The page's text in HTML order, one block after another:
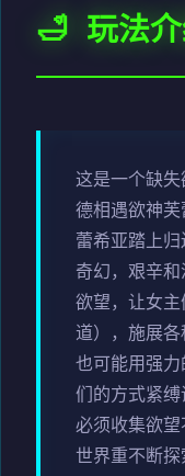
🛁 玩法
这是一个缺
德相遇欲神
蕾希亚踏上
奇幻，艰辛
欲望，让女
道），施展
也可能用强
们的方式紧
必须收集欲
世界重不断